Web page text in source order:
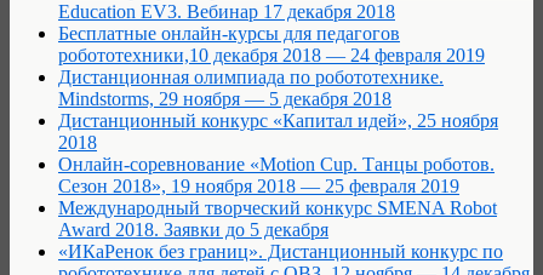
Education EV3. Вебинар 17 декабря 2018
Бесплатные онлайн-курсы для педагогов
робототехники,10 декабря 2018 — 24 февраля 2019
Дистанционная олимпиада по робототехнике.
Mindstorms, 29 ноября — 5 декабря 2018
Дистанционный конкурс «Капитал идей», 25 ноября
2018
Онлайн-соревнование «Motion Cup. Танцы роботов.
Сезон 2018», 19 ноября 2018 — 25 февраля 2019
Международный творческий конкурс SMENA Robot
Award 2018. Заявки до 5 декабря
«ИКаРенок без границ». Дистанционный конкурс по